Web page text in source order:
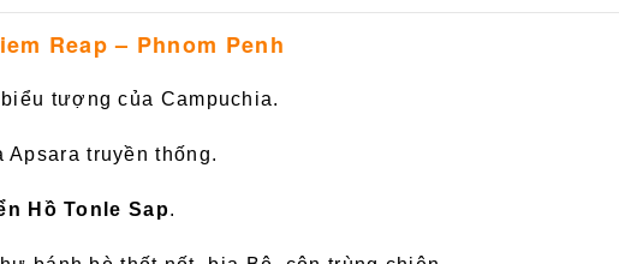
Reap – Phnom Penh
tượng của Campuchia.
Apsara truyền thống.
Hồ Tonle Sap.